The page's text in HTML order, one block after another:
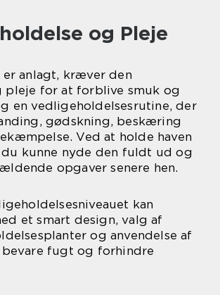
og Pleje
er anlagt, kræver den
pleje for at forblive smuk og
en vedligeholdelsesrutine, der
gødskning, beskæring
Ved at holde haven
kunne nyde den fuldt ud og
opgaver senere hen.
kan
et smart design, valg af
og anvendelse af
fugt og forhindre